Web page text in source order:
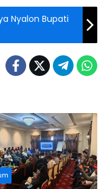
Nyalon Bupati